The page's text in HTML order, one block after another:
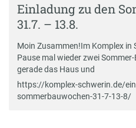
Einladung zu den
31.7. – 13.8.
Moin Zusammen!Im Komplex in
Pause mal wieder zwei
gerade das Haus und
https://komplex-schwerin.de/
sommerbauwochen-31-7-13-8/